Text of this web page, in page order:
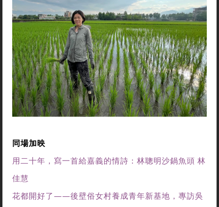
同場加映
用二十年，寫一首給嘉義的情詩：林聰明沙鍋魚頭 林
佳慧
花都開好了——後壁俗女村養成青年新基地，專訪吳